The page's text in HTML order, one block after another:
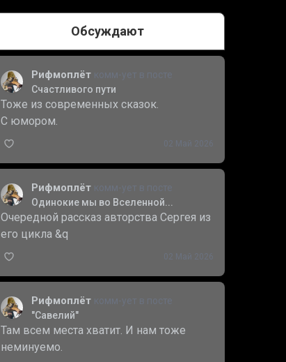
Обсуждают
Рифмоплёт комм-ует в посте
Счастливого пути
Тоже из современных сказок.
С юмором.
02 Май 2026
Рифмоплёт комм-ует в посте
Одинокие мы во Вселенной...
Очередной рассказ авторства Сергея из
его цикла &q
02 Май 2026
Рифмоплёт комм-ует в посте
"Савелий"
Там всем места хватит. И нам тоже
неминуемо.